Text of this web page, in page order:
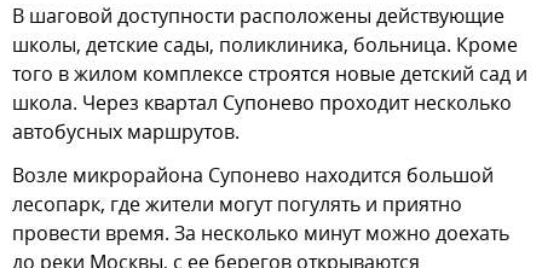
В шаговой доступности расположены действующие
школы, детские сады, поликлиника, больница. Кроме
того в жилом комплексе строятся новые детский сад и
школа. Через квартал Супонево проходит несколько
автобусных маршрутов.
Возле микрорайона Супонево находится большой
лесопарк, где жители могут погулять и приятно
провести время. За несколько минут можно доехать
до реки Москвы, с ее берегов открываются